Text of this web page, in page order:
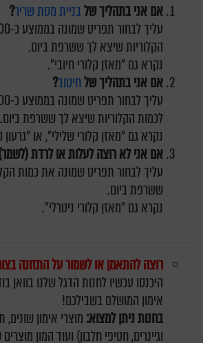
אם אני בתהליך שלבניית מסת שריר?
עליך לבחור תפריט שמונה בממוצע כ-500 קלוריות
הקלוריות שיצא לך ששרפת ביום.
נקרא גם "מאזן קלורי חיובי".
אם אני בתהליך שלחיטוב?
עליך לבחור תפריט שמונה בממוצע כ-500 קלוריות
לכמות הקלוריות שיצא לך ששרפת ביום.
נקרא גם "מאזן קלורי שלילי", או "גרעון
אם אני לא רוצה לעלות או לרדת
עליך לבחור תפריט שמונה את כמות
ששרפת ביום.
נקרא גם "מאזן קלורי ניטרלי".
רוצה להתאמן או לשמור על התזונה
היכנסו עכשיו לחנות הדגל שלנו בוואן
אימון המושלם בשבילכם!
בחנות ניתן למצוא: מוצרי אימון
וגיינרים, חטיפי חלבון) ועוד המון